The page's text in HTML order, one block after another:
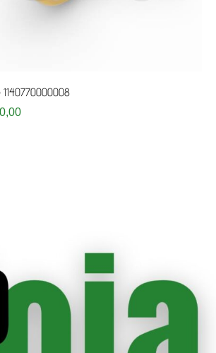
1140770000008